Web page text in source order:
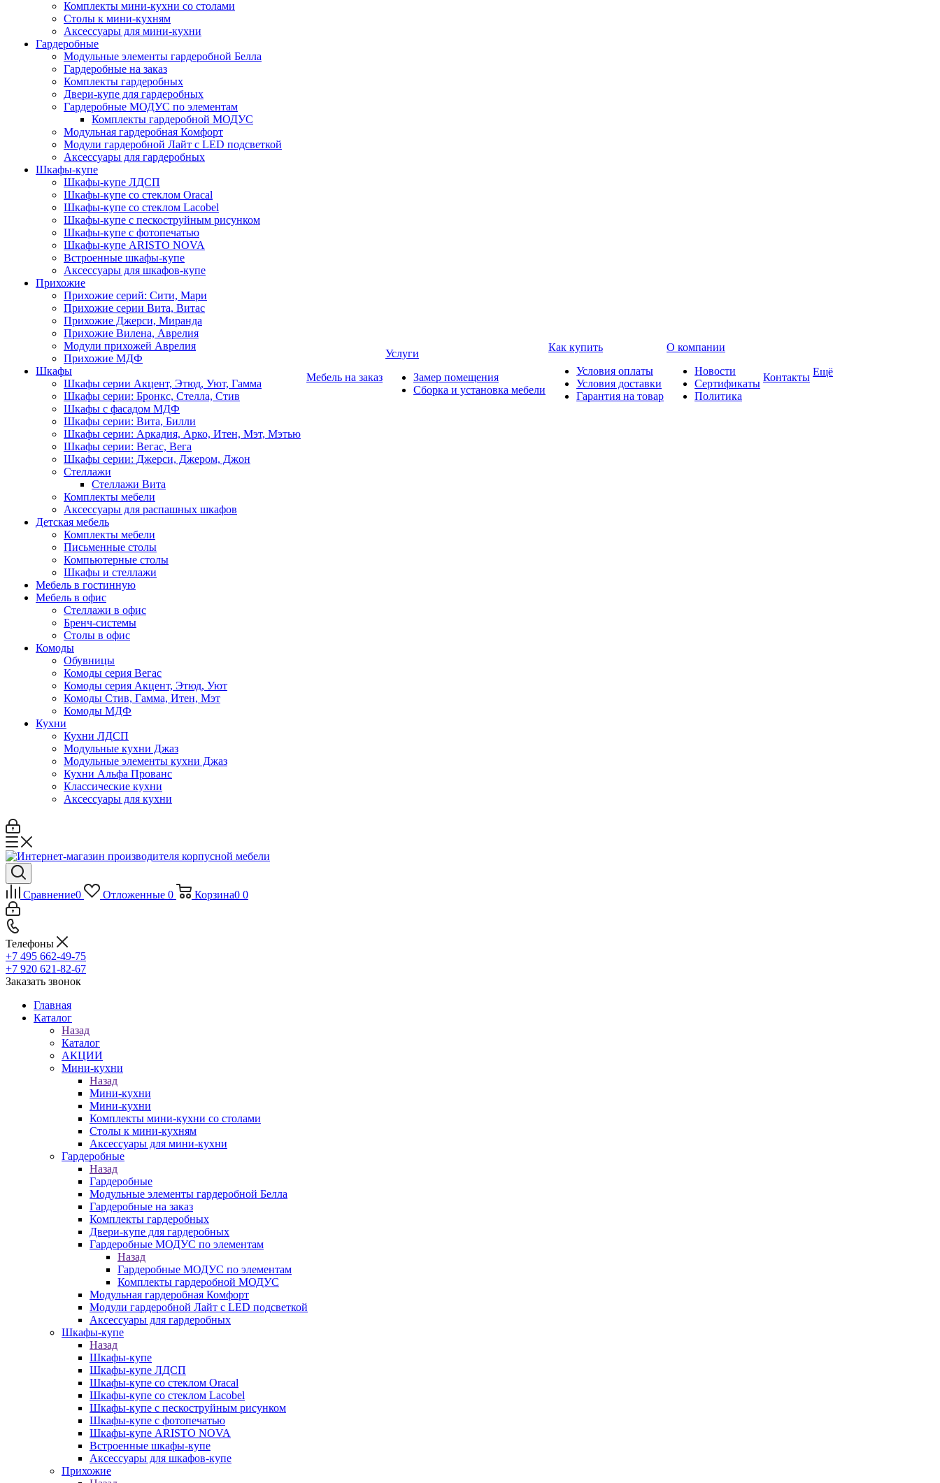
Комплекты мини-кухни со столами
Столы к мини-кухням
Аксессуары для мини-кухни
Гардеробные
Модульные элементы гардеробной Белла
Гардеробные на заказ
Комплекты гардеробных
Двери-купе для гардеробных
Гардеробные МОДУС по элементам
Комплекты гардеробной МОДУС
Модульная гардеробная Комфорт
Модули гардеробной Лайт с LED подсветкой
Аксессуары для гардеробных
Шкафы-купе
Шкафы-купе ЛДСП
Шкафы-купе со стеклом Oracal
Шкафы-купе со стеклом Lacobel
Шкафы-купе с пескоструйным рисунком
Шкафы-купе с фотопечатью
Шкафы-купе ARISTO NOVA
Встроенные шкафы-купе
Аксессуары для шкафов-купе
Прихожие
Прихожие серий: Сити, Мари
Прихожие серии Вита, Витас
Прихожие Джерси, Миранда
Прихожие Вилена, Аврелия
Модули прихожей Аврелия
Прихожие МДФ
Шкафы
Шкафы серии Акцент, Этюд, Уют, Гамма
Шкафы серии: Бронкс, Стелла, Стив
Шкафы с фасадом МДФ
Шкафы серии: Вита, Билли
Шкафы серии: Аркадия, Арко, Итен, Мэт, Мэтью
Шкафы серии: Вегас, Вега
Шкафы серии: Джерси, Джером, Джон
Стеллажи
Стеллажи Вита
Комплекты мебели
Аксессуары для распашных шкафов
Детская мебель
Комплекты мебели
Письменные столы
Компьютерные столы
Шкафы и стеллажи
Мебель в гостинную
Мебель в офис
Стеллажи в офис
Бренч-системы
Столы в офис
Комоды
Обувницы
Комоды серия Вегас
Комоды серия Акцент, Этюд, Уют
Комоды Стив, Гамма, Итен, Мэт
Комоды МДФ
Кухни
Кухни ЛДСП
Модульные кухни Джаз
Модульные элементы кухни Джаз
Кухни Альфа Прованс
Классические кухни
Аксессуары для кухни
Мебель на заказ
Услуги
Замер помещения
Сборка и установка мебели
Как купить
Условия оплаты
Условия доставки
Гарантия на товар
О компании
Новости
Сертификаты
Политика
Контакты Ещё
Сравнение0 Отложенные 0 Корзина0 0
Телефоны
+7 495 662-49-75
+7 920 621-82-67
Заказать звонок
Главная
Каталог
Назад
Каталог
АКЦИИ
Мини-кухни
Назад
Мини-кухни
Мини-кухни
Комплекты мини-кухни со столами
Столы к мини-кухням
Аксессуары для мини-кухни
Гардеробные
Назад
Гардеробные
Модульные элементы гардеробной Белла
Гардеробные на заказ
Комплекты гардеробных
Двери-купе для гардеробных
Гардеробные МОДУС по элементам
Назад
Гардеробные МОДУС по элементам
Комплекты гардеробной МОДУС
Модульная гардеробная Комфорт
Модули гардеробной Лайт с LED подсветкой
Аксессуары для гардеробных
Шкафы-купе
Назад
Шкафы-купе
Шкафы-купе ЛДСП
Шкафы-купе со стеклом Oracal
Шкафы-купе со стеклом Lacobel
Шкафы-купе с пескоструйным рисунком
Шкафы-купе с фотопечатью
Шкафы-купе ARISTO NOVA
Встроенные шкафы-купе
Аксессуары для шкафов-купе
Прихожие